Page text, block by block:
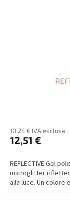
10,25 € IVA esclusa
12,51 €
REFLECTIVE Gel
microglitter
alla luce. Un colore